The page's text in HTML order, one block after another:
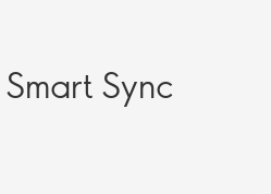
Sync